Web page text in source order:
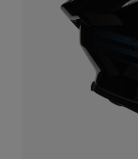
Adventure
Retro
Urban
BMX
Ersatzteile